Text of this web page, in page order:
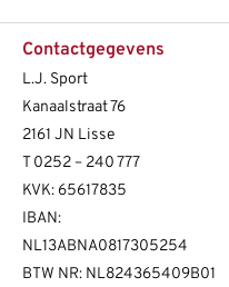
Contactgegevens
L.J. Sport
Kanaalstraat 76
2161 JN Lisse
T 0252 – 240 777
KVK: 65617835
IBAN:
NL13ABNA0817305254
BTW NR: NL824365409B01